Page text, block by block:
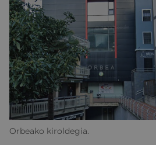
Orbeako kiroldegia.